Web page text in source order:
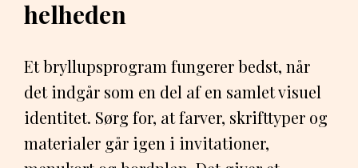
helheden
Et bryllupsprogram fungerer bedst, når
det indgår som en del af en samlet visuel
identitet. Sørg for, at farver, skrifttyper og
materialer går igen i invitationer,